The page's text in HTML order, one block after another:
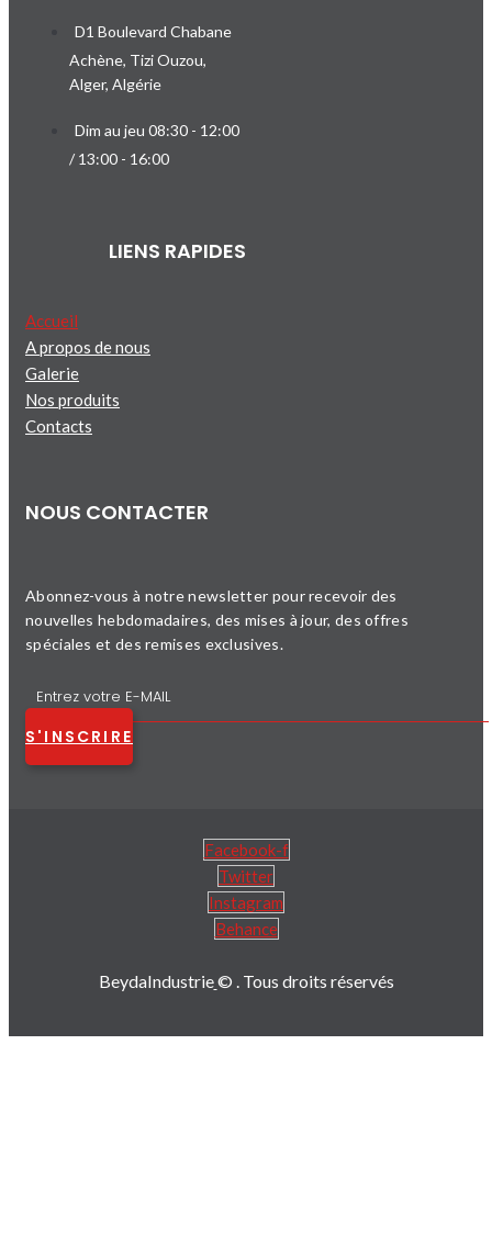
D1 Boulevard Chabane
Achène, Tizi Ouzou,
Alger, Algérie
Dim au jeu 08:30 - 12:00
/ 13:00 - 16:00
LIENS RAPIDES
Accueil
A propos de nous
Galerie
Nos produits
Contacts
NOUS CONTACTER
Abonnez-vous à notre newsletter pour recevoir des
nouvelles hebdomadaires, des mises à jour, des offres
spéciales et des remises exclusives.
S'INSCRIRE
Facebook-f
Twitter
Instagram
Behance
BeydaIndustrie© . Tous droits réservés